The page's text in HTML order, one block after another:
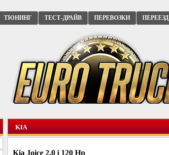
ТЮНИНГ ТЕСТ-ДРАЙВ ПЕРЕВОЗКИ ПЕРЕЕЗД
KIA
Kia Joice 2.0 i 120 Hp